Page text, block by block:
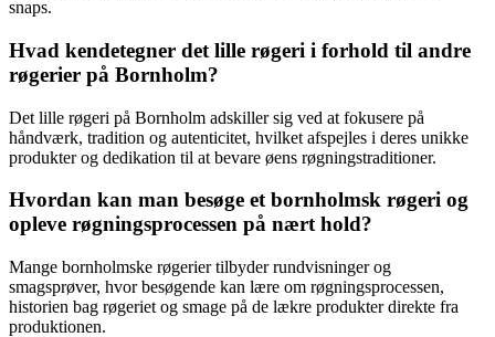
snaps.
Hvad kendetegner det lille røgeri i forhold til andre
røgerier på Bornholm?
Det lille røgeri på Bornholm adskiller sig ved at fokusere på
håndværk, tradition og autenticitet, hvilket afspejles i deres unikke
produkter og dedikation til at bevare øens røgningstraditioner.
Hvordan kan man besøge et bornholmsk røgeri og
opleve røgningsprocessen på nært hold?
Mange bornholmske røgerier tilbyder rundvisninger og
smagsprøver, hvor besøgende kan lære om røgningsprocessen,
historien bag røgeriet og smage på de lækre produkter direkte fra
produktionen.